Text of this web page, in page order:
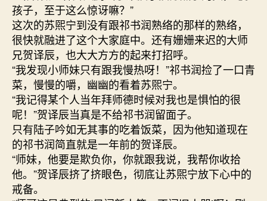
孩子，至于这么惊讶嘛？”
这次的苏煕宁到没有跟祁书润熟络的那样的熟络，
很快就融进了这个大家庭中。还有姗姗来迟的大师
兄贺译辰，也大大方方的起来打招呼。
“我发现小师妹只有跟我慢热呀！”祁书润捡了一口青
菜，慢慢的嚼，幽幽的看着苏煕宁。
“我记得某个人当年拜师德时候对我也是惧怕的很
呢！”贺译辰当真是不给祁书润留面子。
只有陆子吟如无其事的吃着饭菜，因为他知道现在
的祁书润简直就是一年前的贺译辰。
“师妹，他要是欺负你，你就跟我说，我帮你收拾
他。”贺译辰挤了挤眼色，彻底让苏煕宁放下心中的
戒备。